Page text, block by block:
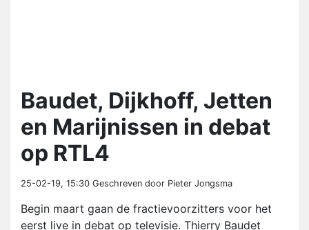
Baudet, Dijkhoff, Jetten
en Marijnissen in debat
op RTL4
25-02-19, 15:30 Geschreven door Pieter Jongsma
Begin maart gaan de fractievoorzitters voor het
eerst live in debat op televisie. Thierry Baudet